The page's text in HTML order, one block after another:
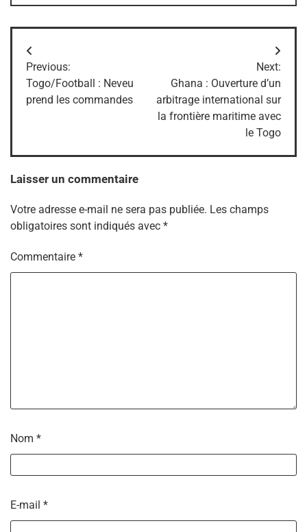
Navigation
de
l’article
Previous:
Togo/Football : Neveu
prend les commandes
Next:
Ghana : Ouverture d’un
arbitrage international sur
la frontière maritime avec
le Togo
Laisser un commentaire
Votre adresse e-mail ne sera pas publiée. Les champs
obligatoires sont indiqués avec *
Commentaire *
Nom *
E-mail *